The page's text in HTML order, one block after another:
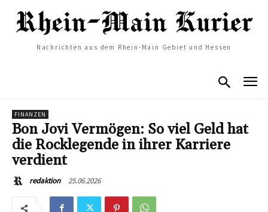
Nachrichten aus dem Rhein-Main Gebiet und Hessen
FINANZEN
Bon Jovi Vermögen: So viel Geld hat
die Rocklegende in ihrer Karriere
verdient
redaktion 25.06.2026